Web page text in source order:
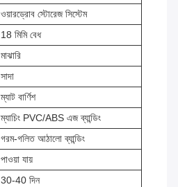
ওয়ারড্রোব স্টোরেজ সিস্টেম
18 মিমি বেধ
মাঝারি
সাদা
ম্যাট বার্ণিশ
ম্যাচিং PVC/ABS এজ ব্যান্ডিং
গরম-গলিত আঠালো ব্যান্ডিং
পাওয়া যায়
30-40 দিন